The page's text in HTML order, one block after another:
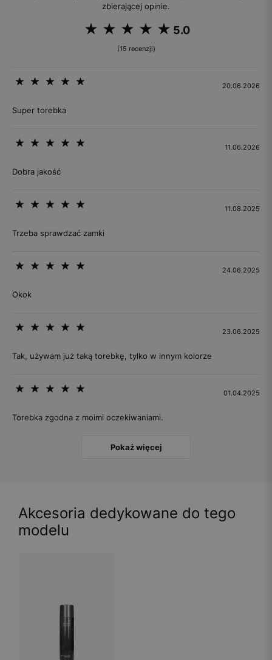
zbierającej opinie.
5.0
(15 recenzji)
20.06.2026
Super torebka
11.06.2026
Dobra jakość
11.08.2025
Trzeba sprawdzać zamki
24.06.2025
Okok
23.06.2025
Tak, używam już taką torebkę, tylko w innym kolorze
01.04.2025
Torebka zgodna z moimi oczekiwaniami.
Pokaż więcej
Akcesoria dedykowane do tego
modelu